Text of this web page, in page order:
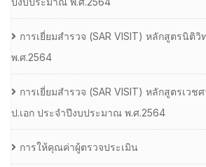
การเยี่ยมสํารวจ (SAR VISIT) หลักสูตรนิติ
พ.ศ.2564
การเยี่ยมสํารวจ (SAR VISIT) หลักสูตรเวช
ป.เอก ประจําปีงบประมาณ พ.ศ.2564
การให้คุณค่าผู้ตรวจประเมิน